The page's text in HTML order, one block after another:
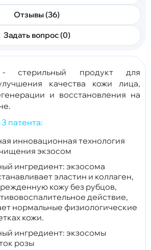
Отзывы (36)
Задать вопрос (0)
стерильный продукт для
качества кожи лица,
и восстановления на
патента:
инновационная технология
экзосом
ингредиент: экзосома
эластин и коллаген,
кожу без рубцов,
действие,
нормальные физиологические
кожи.
ингредиент: экзосомы
розы